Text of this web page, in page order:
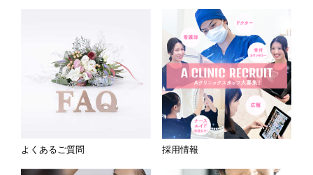
よくあるご質問 採用情報